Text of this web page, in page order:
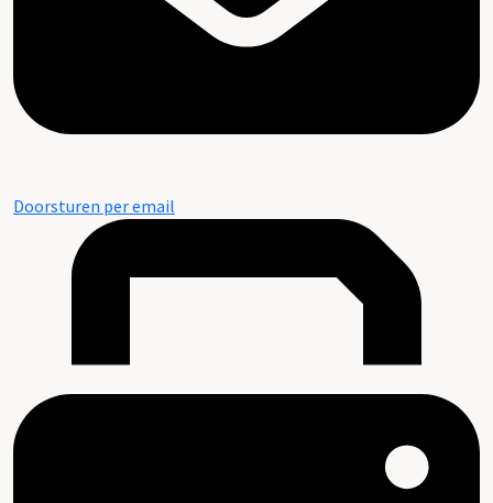
Doorsturen per email